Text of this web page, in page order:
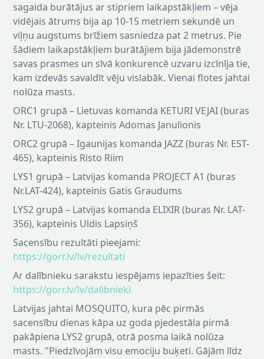
sagaida burātājus ar stipriem laikapstākļiem – vēja
vidējais ātrums bija ap 10-15 metriem sekundē un
viļņu augstums brīžiem sasniedza pat 2 metrus. Pie
šādiem laikapstākļiem burātājiem bija jādemonstrē
savas prasmes un sīvā konkurencē uzvaru izcīnīja tie,
kam izdevās savaldīt vēju vislabāk. Vienai flotes jahtai
nolūza masts.
ORC1 grupā – Lietuvas komanda KETURI VEJAI (buras
Nr. LTU-2068), kapteinis Adomas Janulionis
ORC2 grupā – Igaunijas komanda JAZZ (buras Nr. EST-
465), kapteinis Risto Riim
LYS1 grupā – Latvijas komanda PROJECT A1 (buras
Nr.LAT-424), kapteinis Gatis Graudums
LYS2 grupā – Latvijas komanda ELIXIR (buras Nr. LAT-
356), kapteinis Uldis Lapsiņš
Sacensību rezultāti pieejami:
https://gorr.lv/lv/rezultati
Ar dalībnieku sarakstu iespējams iepazīties šeit:
https://gorr.lv/lv/dalibnieki
Latvijas jahtai MOSQUITO, kura pēc pirmās
sacensību dienas kāpa uz goda pjedestāla pirmā
pakāpiena LYS2 grupā, otrā posma laikā nolūza
masts. "Piedzīvojām visu emociju buķeti. Gājām līdz